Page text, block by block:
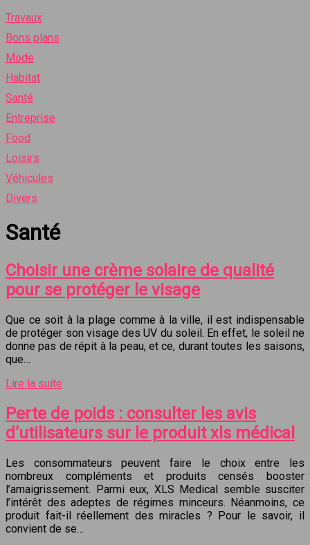
Travaux
Bons plans
Mode
Habitat
Santé
Entreprise
Food
Loisirs
Véhicules
Divers
Santé
Choisir une crème solaire de qualité
pour se protéger le visage
Que ce soit à la plage comme à la ville, il est indispensable
de protéger son visage des UV du soleil. En effet, le soleil ne
donne pas de répit à la peau, et ce, durant toutes les saisons,
que…
Lire la suite
Perte de poids : consulter les avis
d’utilisateurs sur le produit xls médical
Les consommateurs peuvent faire le choix entre les
nombreux compléments et produits censés booster
l’amaigrissement. Parmi eux, XLS Medical semble susciter
l’intérêt des adeptes de régimes minceurs. Néanmoins, ce
produit fait-il réellement des miracles ? Pour le savoir, il
convient de se…